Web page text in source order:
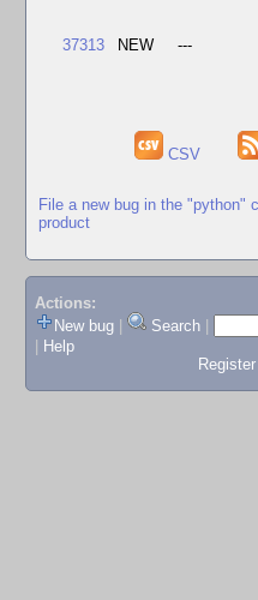
37313 NEW ---
CSV
File a new bug in the "python"
product
Actions:
New bug
Search
Help
Register